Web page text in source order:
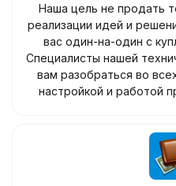
Наша цель не продать
реализации идей и
вас один-на-один с
Специалисты нашей
вам разобраться во
настройкой и работой